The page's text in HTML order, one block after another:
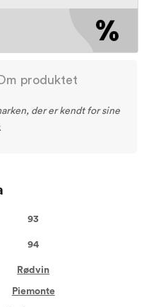
produktet
der er kendt for sine
93
94
Rødvin
Piemonte